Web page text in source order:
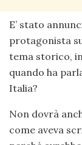
E’ stato
protagonista
tema storico,
quando ha
Italia?
Non dovrà
come aveva